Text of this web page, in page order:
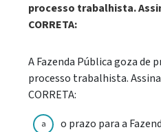
processo trabalhista.
CORRETA:
A Fazenda Pública goza de
processo trabalhista.
CORRETA:
a
o prazo para a